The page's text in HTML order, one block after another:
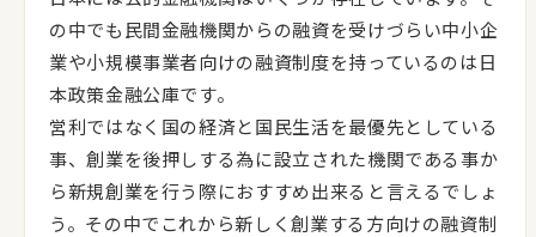
の中でも民間金融機関からの融資を受けづらい中小企
業や小規模事業者向けの融資制度を持っているのは日
本政策金融公庫です。
営利ではなく国の経済と国民生活を最優先としている
事、創業を後押しする為に設立された機関である事か
ら新規創業を行う際におすすめ出来ると言えるでしょ
う。その中でこれから新しく創業する方向けの融資制